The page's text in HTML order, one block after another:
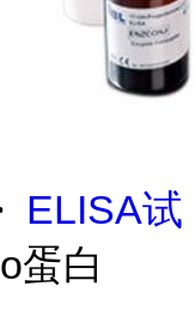
ELISA试
蛋白